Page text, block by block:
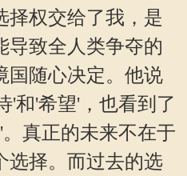
择权交给了我，是
导致全人类争夺的
国随心决定。他说
'和'希望'，也看到了
真正的未来不在于
选择。而过去的选